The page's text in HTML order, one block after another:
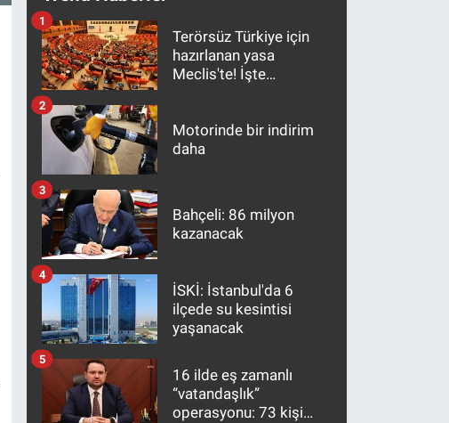
Terörsüz Türkiye için
hazırlanan yasa
Meclis'te! İşte
1
Motorinde bir indirim
daha
2
Bahçeli: 86 milyon
kazanacak
3
İSKİ: İstanbul'da 6
ilçede su kesintisi
yaşanacak
4
16 ilde eş zamanlı
“vatandaşlık”
operasyonu: 73 kişi
5